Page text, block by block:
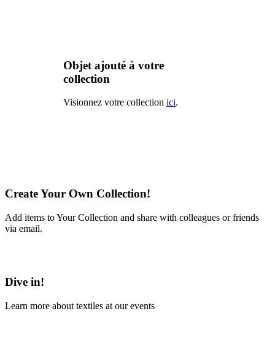
Objet ajouté à votre
collection
Visionnez votre collection ici.
Create Your Own Collection!
Add items to Your Collection and share with colleagues or friends
via email.
Dive in!
Learn more about textiles at our events